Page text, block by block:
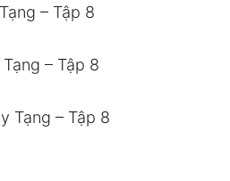
– Tập 8
– Tập 8
Tạng – Tập 8